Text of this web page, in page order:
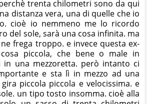
trenta chilometri sono da qui
distanza vera, una di quelle che io
cioè io nemmeno me lo ricordo
del sole, sarà una cosa infinita. ma
frega troppo. e invece questa ex-
piccola, che bene o male in
in una mezzoretta. però intanto ci
e sta lì in mezzo ad una
piccola piccola e velocissima. e
un tipo tosto insomma. cioè alla